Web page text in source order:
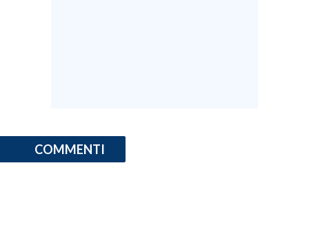
COMMENTI